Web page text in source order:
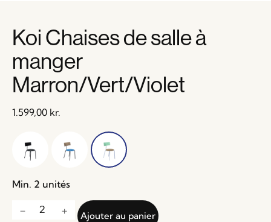
Koi Chaises de salle à
manger
Marron/Vert/Violet
1.599,00 kr.
Min. 2 unités
Ajouter au panier